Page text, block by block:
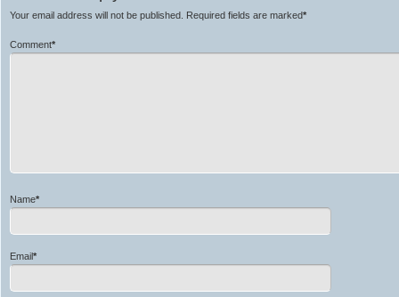
Your email address will not be published. Required fields are marked*
Comment*
Name*
Email*